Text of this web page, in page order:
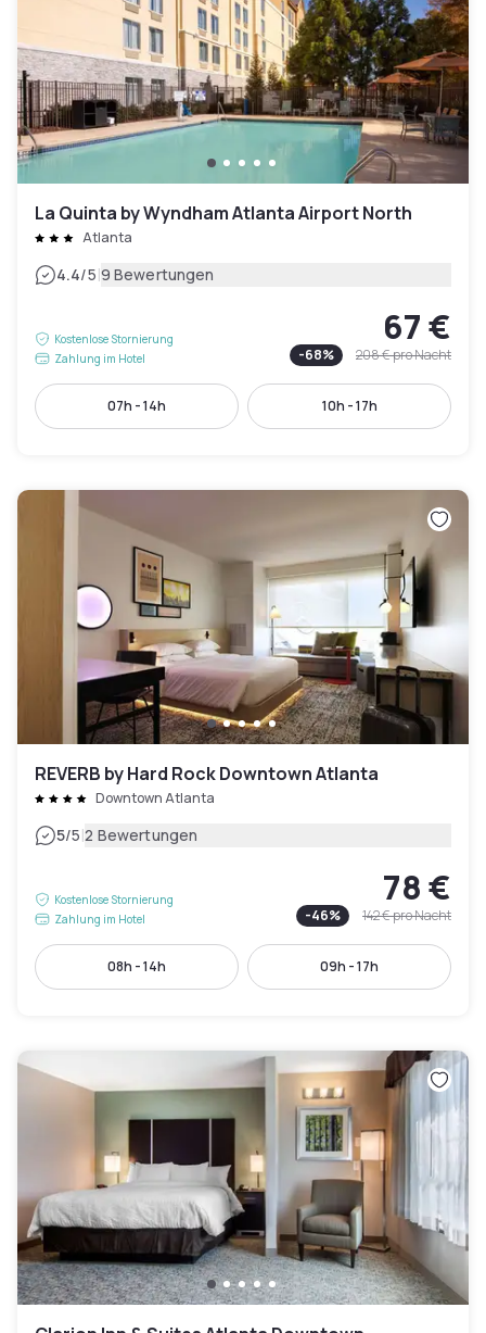
La Quinta by Wyndham Atlanta Airport North
Atlanta
4.4/5|9 Bewertungen
Kostenlose Stornierung
Zahlung im Hotel
67 €
-68% 208 €pro Nacht
07h - 14h 10h - 17h
REVERB by Hard Rock Downtown Atlanta
Downtown Atlanta
5/5|2 Bewertungen
Kostenlose Stornierung
Zahlung im Hotel
78 €
-46% 142 €pro Nacht
08h - 14h 09h - 17h